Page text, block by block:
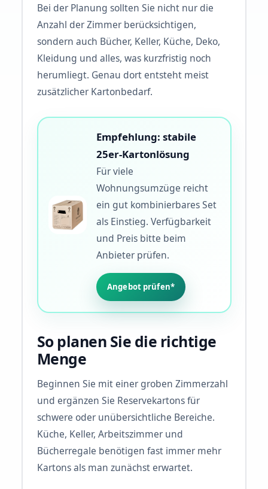
Bei der Planung sollten Sie nicht nur die
Anzahl der Zimmer berücksichtigen,
sondern auch Bücher, Keller, Küche, Deko,
Kleidung und alles, was kurzfristig noch
herumliegt. Genau dort entsteht meist
zusätzlicher Kartonbedarf.
Empfehlung: stabile
25er-Kartonlösung
Für viele
Wohnungsumzüge reicht
ein gut kombinierbares Set
als Einstieg. Verfügbarkeit
und Preis bitte beim
Anbieter prüfen.
Angebot prüfen*
So planen Sie die richtige
Menge
Beginnen Sie mit einer groben Zimmerzahl
und ergänzen Sie Reservekartons für
schwere oder unübersichtliche Bereiche.
Küche, Keller, Arbeitszimmer und
Bücherregale benötigen fast immer mehr
Kartons als man zunächst erwartet.